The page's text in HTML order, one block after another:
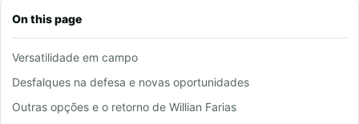
On this page
Versatilidade em campo
Desfalques na defesa e novas oportunidades
Outras opções e o retorno de Willian Farias